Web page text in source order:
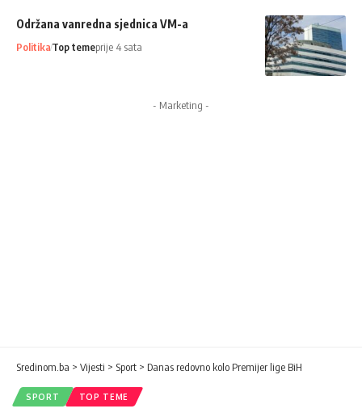
Održana vanredna sjednica VM-a
PolitikaTop temeprije 4 sata
- Marketing -
Sredinom.ba > Vijesti > Sport > Danas redovno kolo Premijer lige BiH
SPORT TOP TEME